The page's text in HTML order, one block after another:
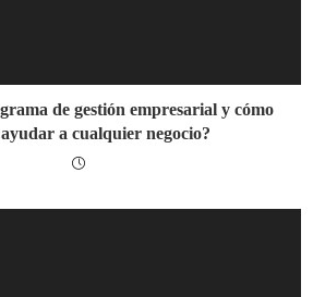
de gestión empresarial y cómo
a cualquier negocio?